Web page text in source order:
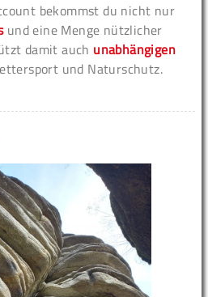
bekommst du nicht nur
und eine Menge nützlicher
damit auch unabhängigen
und Naturschutz.